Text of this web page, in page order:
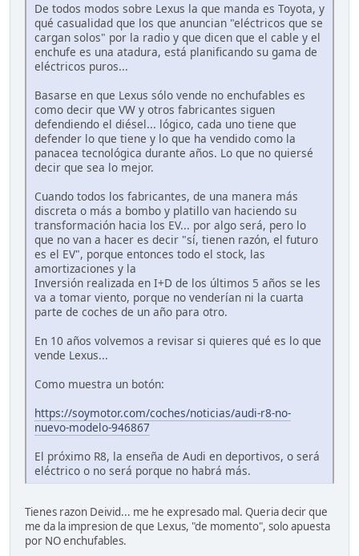
De todos modos sobre Lexus la que manda es Toyota, y
qué casualidad que los que anuncian "eléctricos que se
cargan solos" por la radio y que dicen que el cable y el
enchufe es una atadura, está planificando su gama de
eléctricos puros...
Basarse en que Lexus sólo vende no enchufables es
como decir que VW y otros fabricantes siguen
defendiendo el diésel... lógico, cada uno tiene que
defender lo que tiene y lo que ha vendido como la
panacea tecnológica durante años. Lo que no quiersé
decir que sea lo mejor.
Cuando todos los fabricantes, de una manera más
discreta o más a bombo y platillo van haciendo su
transformación hacia los EV... por algo será, pero lo
que no van a hacer es decir "sí, tienen razón, el futuro
es el EV", porque entonces todo el stock, las
amortizaciones y la
Inversión realizada en I+D de los últimos 5 años se les
va a tomar viento, porque no venderían ni la cuarta
parte de coches de un año para otro.
En 10 años volvemos a revisar si quieres qué es lo que
vende Lexus...
Como muestra un botón:
https://soymotor.com/coches/noticias/audi-r8-no-
nuevo-modelo-946867
El próximo R8, la enseña de Audi en deportivos, o será
eléctrico o no será porque no habrá más.
Tienes razon Deivid... me he expresado mal. Queria decir que
me da la impresion de que Lexus, "de momento", solo apuesta
por NO enchufables.